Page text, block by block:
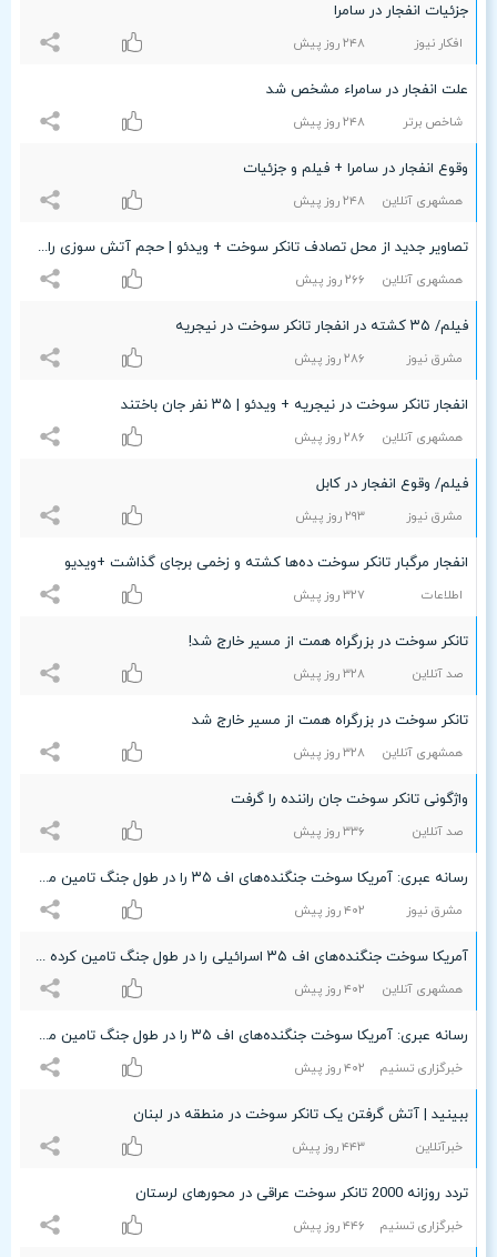
جزئیات انفجار در سامرا
افکار نیوز ۲۴۸ روز پیش
علت انفجار در سامراء مشخص شد
شاخص برتر ۲۴۸ روز پیش
وقوع انفجار در سامرا + فیلم و جزئیات
همشهری آنلاین ۲۴۸ روز پیش
تصاویر جدید از محل تصادف تانکر سوخت + ویدئو | حجم آتش سوزی را ببینید
همشهری آنلاین ۲۶۶ روز پیش
فیلم/ ۳۵ کشته در انفجار تانکر سوخت در نیجریه
مشرق نیوز ۲۸۶ روز پیش
انفجار تانکر سوخت در نیجریه + ویدئو | ۳۵ نفر جان باختند
همشهری آنلاین ۲۸۶ روز پیش
فیلم/ وقوع انفجار در کابل
مشرق نیوز ۲٩٣ روز پیش
انفجار مرگبار تانکر سوخت ده‌ها کشته و زخمی برجای گذاشت +ویدیو
اطلاعات ٣۲۷ روز پیش
تانکر سوخت در بزرگراه همت از مسیر خارج شد!
صد آنلاین ٣۲۸ روز پیش
تانکر سوخت در بزرگراه همت از مسیر خارج شد
همشهری آنلاین ٣۲۸ روز پیش
واژگونی تانکر سوخت جان راننده را گرفت
صد آنلاین ٣٣۶ روز پیش
رسانه عبری: آمریکا سوخت جنگنده‌های اف ۳۵ را در طول جنگ تامین می‌کرد
مشرق نیوز ۴۰۲ روز پیش
آمریکا سوخت جنگنده‌های اف ۳۵ اسرائیلی را در طول جنگ تامین کرده است
همشهری آنلاین ۴۰۲ روز پیش
رسانه عبری: آمریکا سوخت جنگنده‌های اف ٣۵ را در طول جنگ تامین می‌کرد
خبرگزاری تسنیم ۴۰۲ روز پیش
ببینید | آتش گرفتن یک تانکر سوخت در منطقه در لبنان
خبرآنلاین ۴۴٣ روز پیش
تردد روزانه 2000 تانکر سوخت عراقی در محورهای لرستان
خبرگزاری تسنیم ۴۴۶ روز پیش